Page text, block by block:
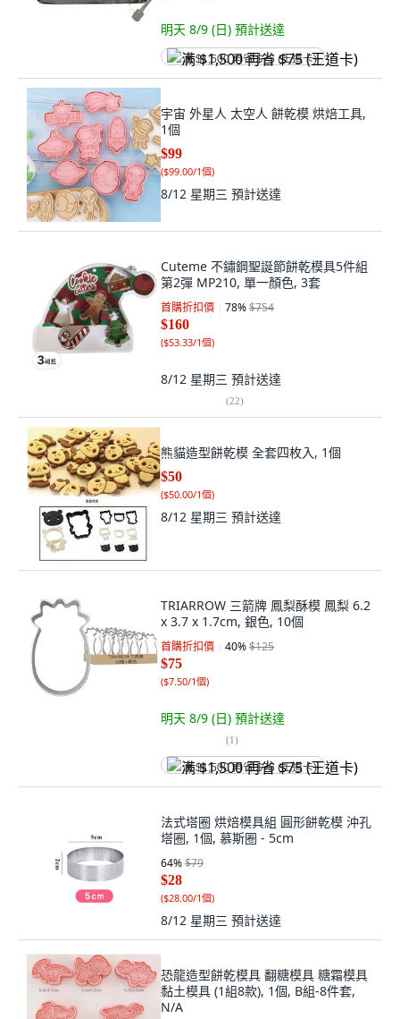
明天 8/9 (日) 預計送達
满 $1,500 再省 $75 (王道卡)
宇宙 外星人 太空人 餅乾模 烘焙工具,
1個
$99
($99.00/1個)
8/12 星期三 預計送達
Cuteme 不鏽鋼聖誕節餅乾模具5件組
第2彈 MP210, 單一顏色, 3套
首購折扣價 78%$754
$160
($53.33/1個)
8/12 星期三 預計送達
(22)
熊貓造型餅乾模 全套四枚入, 1個
$50
($50.00/1個)
8/12 星期三 預計送達
TRIARROW 三箭牌 鳳梨酥模 鳳梨 6.2
x 3.7 x 1.7cm, 銀色, 10個
首購折扣價 40%$125
$75
($7.50/1個)
明天 8/9 (日) 預計送達
(1)
满 $1,500 再省 $75 (王道卡)
法式塔圈 烘焙模具組 圓形餅乾模 沖孔
塔圈, 1個, 慕斯圈 - 5cm
64%$79
$28
($28.00/1個)
8/12 星期三 預計送達
恐龍造型餅乾模具 翻糖模具 糖霜模具
黏土模具 (1組8款), 1個, B組-8件套,
N/A